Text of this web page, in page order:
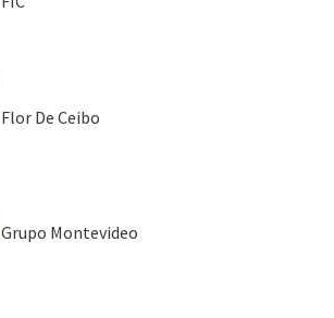
Flor De Ceibo
Grupo Montevideo